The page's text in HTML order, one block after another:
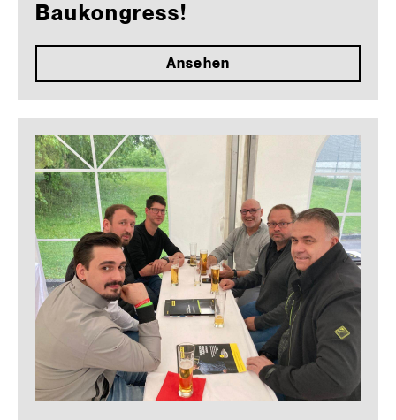
Baukongress!
Ansehen